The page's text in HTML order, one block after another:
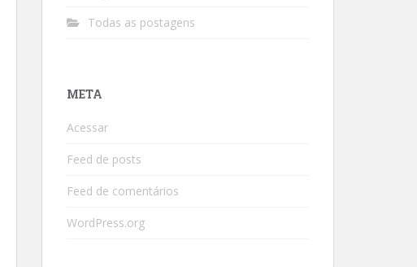
Todas as postagens
META
Acessar
Feed de posts
Feed de comentários
WordPress.org